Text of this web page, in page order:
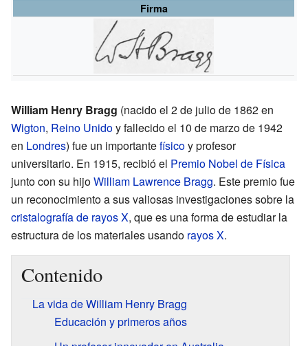
Firma
William Henry Bragg (nacido el 2 de julio de 1862 en
Wigton, Reino Unidoy fallecido el 10 de marzo de 1942
en Londres) fue un importantefísicoy profesor
universitario. En 1915, recibió el Premio Nobel de Física
junto con su hijoWilliam Lawrence Bragg. Este premio fue
un reconocimiento a sus valiosas investigaciones sobre la
cristalografía de rayos X, que es una forma de estudiar la
estructura de los materiales usando rayos X.
Contenido
La vida de William Henry Bragg
Educación y primeros años